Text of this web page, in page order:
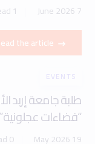
7 June 2026
1 min read
the article
EVENTS
طلبة جامعة إربد
“فضاءات
19 May 2026
0 min read